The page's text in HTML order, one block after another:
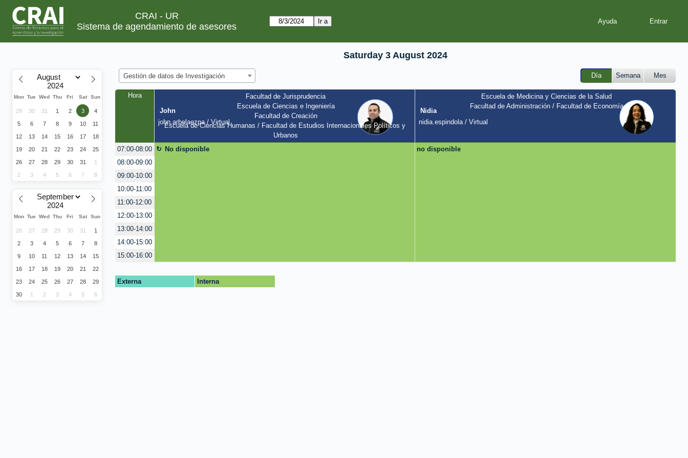
CRAI - UR
Sistema de agendamiento de asesores
Ayuda
Mon Tue Wed Thu Fri Sat Sun
29 30 31 1 2 3 4
5 6 7 8 9 10 11
12 13 14 15 16 17 18
19 20 21 22 23 24 25
26 27 28 29 30 31 1
2 3 4 5 6 7 8
Mon Tue Wed Thu Fri Sat Sun
26 27 28 29 30 31 1
2 3 4 5 6 7 8
9 10 11 12 13 14 15
16 17 18 19 20 21 22
23 24 25 26 27 28 29
30 1 2 3 4 5 6
Saturday 3 August 2024
Gestión de datos de Investigación Día Semana Mes
Hora
John
john.arbelaezpa / Virtual
Facultad de Jurisprudencia
Escuela de Ciencias e Ingeniería
Facultad de Creación
Escuela de Ciencias Humanas / Facultad de Estudios Internacionales Políticos y
Urbanos
Nidia
nidia.espindola / Virtual
Escuela de Medicina y Ciencias de la Salud
Facultad de Administración / Facultad de Economía
07:00-08:00 No disponible
no disponible
08:00-09:00
09:00-10:00
10:00-11:00
11:00-12:00
12:00-13:00
13:00-14:00
14:00-15:00
15:00-16:00
Externa Interna